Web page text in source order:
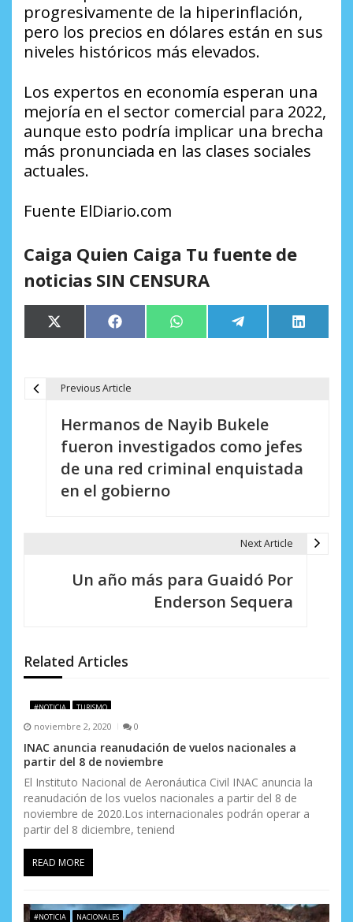
progresivamente de la hiperinflación,
pero los precios en dólares están en sus
niveles históricos más elevados.
Los expertos en economía esperan una
mejoría en el sector comercial para 2022,
aunque esto podría implicar una brecha
más pronunciada en las clases sociales
actuales.
Fuente ElDiario.com
Caiga Quien Caiga Tu fuente de
noticias SIN CENSURA
Compartir
en
X
(Twitter)
Compartir
en
Facebook Compartir
en
WhatsApp Compartir
en
Telegram
en
LinkedIn
n
d
e
e
n
t
r
a
d
a
Previous Article
Hermanos de Nayib Bukele
fueron investigados como jefes
de una red criminal enquistada
en el gobierno
Next Article
Un año más para Guaidó Por
Enderson Sequera
Related Articles
#NOTICIA TURISMO
noviembre 2, 2020 0
INAC anuncia reanudación de vuelos nacionales a
partir del 8 de noviembre
El Instituto Nacional de Aeronáutica Civil INAC anuncia la
reanudación de los vuelos nacionales a partir del 8 de
noviembre de 2020.Los internacionales podrán operar a
partir del 8 diciembre, teniend
READ MORE
#NOTICIA NACIONALES